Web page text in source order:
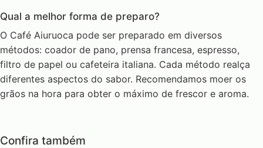
Qual a melhor forma de preparo?
O Café Aiuruoca pode ser preparado em diversos
métodos: coador de pano, prensa francesa, espresso,
filtro de papel ou cafeteira italiana. Cada método realça
diferentes aspectos do sabor. Recomendamos moer os
grãos na hora para obter o máximo de frescor e aroma.
Confira também